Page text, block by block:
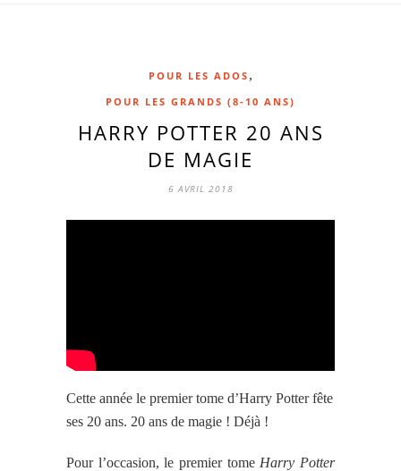
POUR LES ADOS ,
POUR LES GRANDS (8-10 ANS)
HARRY POTTER 20 ANS
DE MAGIE
6 AVRIL 2018
Cette année le premier tome d’Harry Potter fête
ses 20 ans. 20 ans de magie ! Déjà !
Pour l’occasion, le premier tome Harry Potter